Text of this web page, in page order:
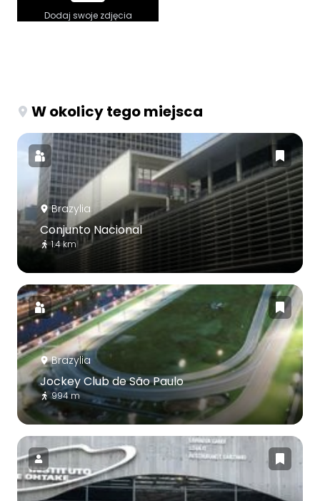
Dodaj swoje zdjęcia
W okolicy tego miejsca
Brazylia
Conjunto Nacional
1.4 km
Brazylia
Jockey Club de São Paulo
994 m